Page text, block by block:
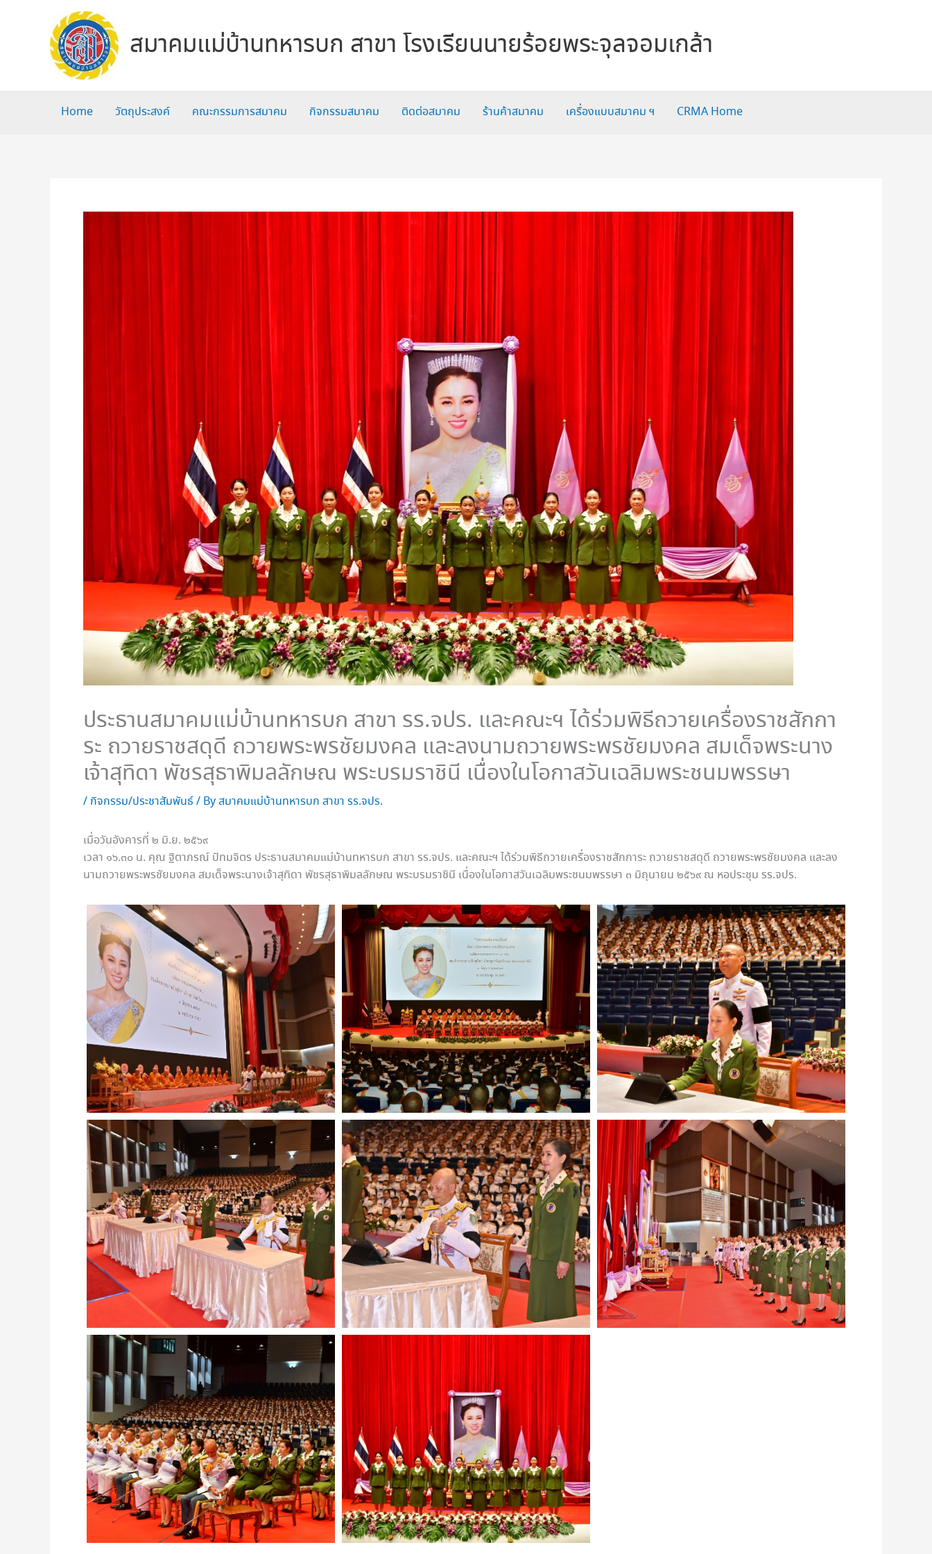
สมาคมแม่บ้านทหารบก สาขา โรงเรียนนายร้อยพระจุลจอมเกล้า
Home วัตถุประสงค์ คณะกรรมการสมาคม กิจกรรมสมาคม ติดต่อสมาคม ร้านค้าสมาคม เครื่องแบบสมาคม ฯ CRMA Home
ประธานสมาคมแม่บ้านทหารบก สาขา รร.จปร. และคณะฯ ได้ร่วมพิธีถวายเครื่องราชสักกา
ระ ถวายราชสดุดี ถวายพระพรชัยมงคล และลงนามถวายพระพรชัยมงคล สมเด็จพระนาง
เจ้าสุทิดา พัชรสุธาพิมลลักษณ พระบรมราชินี เนื่องในโอกาสวันเฉลิมพระชนมพรรษา
/ กิจกรรม/ประชาสัมพันธ์/ Byสมาคมแม่บ้านทหารบก สาขา รร.จปร.
เมื่อวันอังคารที่ ๒ มิ.ย. ๒๕๖๙
เวลา ๑๖.๓๐ น. คุณ ฐิตาภรณ์ ปัทมจิตร ประธานสมาคมแม่บ้านทหารบก สาขา รร.จปร. และคณะฯ ได้ร่วมพิธีถวายเครื่องราชสักการะ ถวายราชสดุดี ถวายพระพรชัยมงคล และลง
นามถวายพระพรชัยมงคล สมเด็จพระนางเจ้าสุทิดา พัชรสุธาพิมลลักษณ พระบรมราชินี เนื่องในโอกาสวันเฉลิมพระชนมพรรษา ๓ มิถุนายน ๒๕๖๙ ณ หอประชุม รร.จปร.